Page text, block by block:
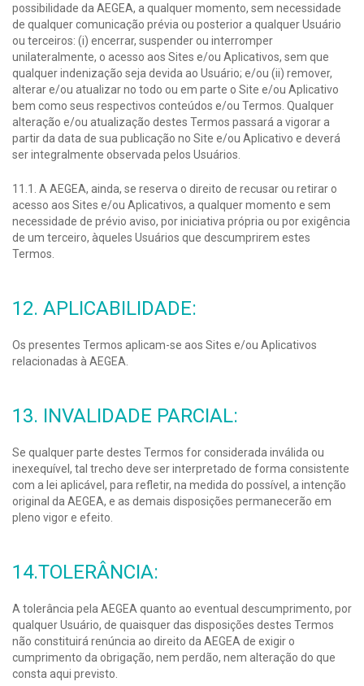
possibilidade da AEGEA, a qualquer momento, sem necessidade
de qualquer comunicação prévia ou posterior a qualquer Usuário
ou terceiros: (i) encerrar, suspender ou interromper
unilateralmente, o acesso aos Sites e/ou Aplicativos, sem que
qualquer indenização seja devida ao Usuário; e/ou (ii) remover,
alterar e/ou atualizar no todo ou em parte o Site e/ou Aplicativo
bem como seus respectivos conteúdos e/ou Termos. Qualquer
alteração e/ou atualização destes Termos passará a vigorar a
partir da data de sua publicação no Site e/ou Aplicativo e deverá
ser integralmente observada pelos Usuários.
11.1. A AEGEA, ainda, se reserva o direito de recusar ou retirar o
acesso aos Sites e/ou Aplicativos, a qualquer momento e sem
necessidade de prévio aviso, por iniciativa própria ou por exigência
de um terceiro, àqueles Usuários que descumprirem estes
Termos.
12. APLICABILIDADE:
Os presentes Termos aplicam-se aos Sites e/ou Aplicativos
relacionadas à AEGEA.
13. INVALIDADE PARCIAL:
Se qualquer parte destes Termos for considerada inválida ou
inexequível, tal trecho deve ser interpretado de forma consistente
com a lei aplicável, para refletir, na medida do possível, a intenção
original da AEGEA, e as demais disposições permanecerão em
pleno vigor e efeito.
14.TOLERÂNCIA:
A tolerância pela AEGEA quanto ao eventual descumprimento, por
qualquer Usuário, de quaisquer das disposições destes Termos
não constituirá renúncia ao direito da AEGEA de exigir o
cumprimento da obrigação, nem perdão, nem alteração do que
consta aqui previsto.